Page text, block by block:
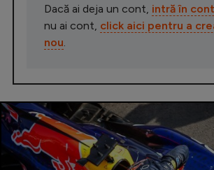
Dacă ai deja un cont, intră în
nu ai cont, click aici pentru a
nou.